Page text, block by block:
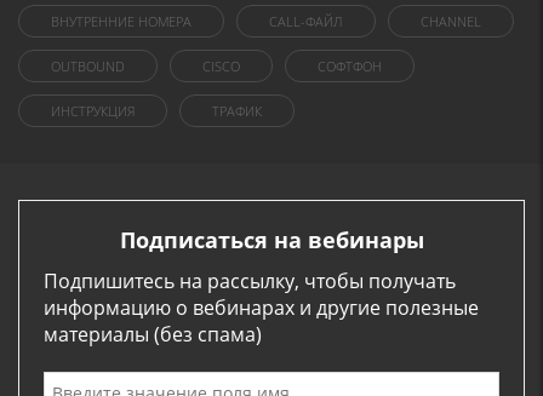
ВНУТРЕННИЕ НОМЕРА CALL-ФАЙЛ CHANNEL
OUTBOUND CISCO СОФТФОН
ИНСТРУКЦИЯ ТРАФИК
Подписаться на вебинары
Подпишитесь на рассылку, чтобы получать
информацию о вебинарах и другие полезные
материалы (без спама)